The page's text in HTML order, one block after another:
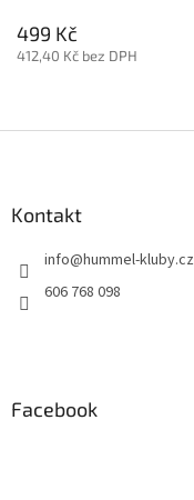
499 Kč
412,40 Kč bez DPH
Kontakt
info@hummel-kluby.cz
606 768 098
Facebook